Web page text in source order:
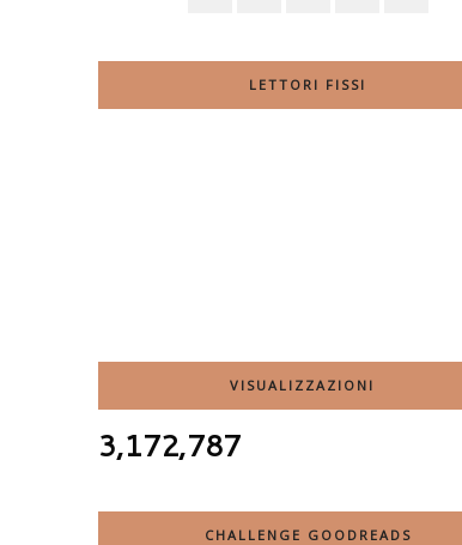
LETTORI FISSI
VISUALIZZAZIONI
3,172,787
CHALLENGE GOODREADS